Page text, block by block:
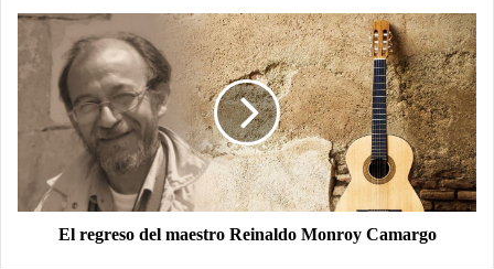
El regreso del maestro Reinaldo Monroy Camargo